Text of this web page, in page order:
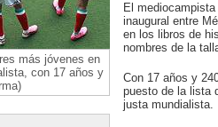
más jóvenes en
con 17 años y
El
inaugural entre
en los libros de
nombres de la
Con 17 años y
puesto de la lista
justa mundialista.